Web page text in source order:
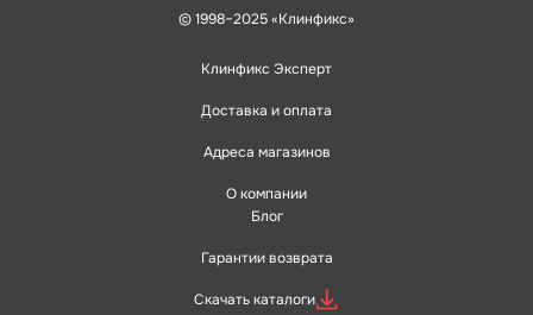
© 1998–2025 «Клинфикс»
Клинфикс Эксперт
Доставка и оплата
Адреса магазинов
О компании
Блог
Гарантии возврата
Скачать каталоги